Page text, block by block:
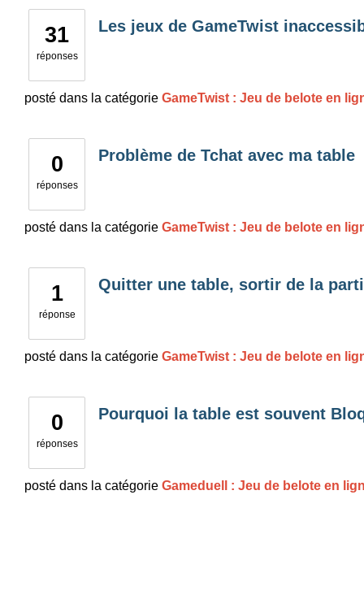
31
réponses
Les jeux de GameTwist
posté dans la catégorie GameTwist : Jeu de belote en
0
réponses
Problème de Tchat avec ma table
posté dans la catégorie GameTwist : Jeu de belote en
1
réponse
Quitter une table, sortir de la
posté dans la catégorie GameTwist : Jeu de belote en
0
réponses
Pourquoi la table est souvent
posté dans la catégorie Gameduell : Jeu de belote en